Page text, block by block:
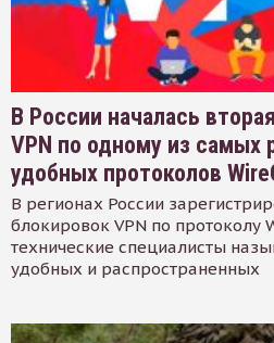
В России началась
VPN по одному из самых
удобных протоколов
В регионах России
блокировок VPN по протоколу
технические специалисты
удобных и распространенных